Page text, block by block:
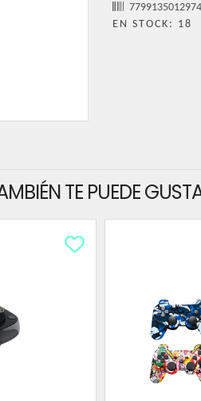
7799135012974
EN STOCK: 18
TE PUEDE